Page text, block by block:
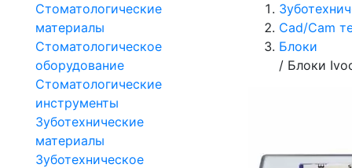
Стоматологические
материалы
Стоматологическое
оборудование
Стоматологические
инструменты
Зуботехнические
материалы
Зуботехническое
Сad/Cam
Блоки
/ Блоки